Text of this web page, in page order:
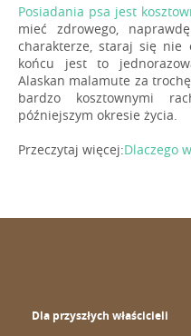
Posiadania psa jest
mieć zdrowego,
charakterze, staraj się nie
końcu jest to
Alaskan malamute za
bardzo kosztownymi
późniejszym okresie życia.
Przeczytaj więcej:Dlaczego
Dla przyszłych właścicieli